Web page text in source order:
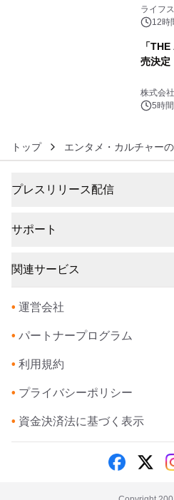
い、ポ
ン。
ライフ
12時
「
売決定
株式会
5時
トップ エンタメ・カルチャー
プレスリリース配信
サポート
関連サービス
• 運営会社
• パートナープログラム
• 利用規約
• プライバシーポリシー
• 資金決済法に基づく表示